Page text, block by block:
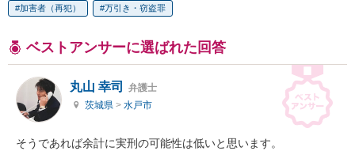
加害者（再犯） 万引き・窃盗罪
ベストアンサーに選ばれた回答
丸山 幸司
弁護士
茨城県 > 水戸市
そうであれば余計に実刑の可能性は低いと思います。